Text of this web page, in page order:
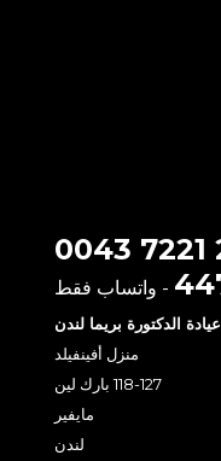
- واتساب فقط
عيادة الدكتورة بريما لندن
منزل أفينفيلد
118-127 بارك لين
مايفير
لندن